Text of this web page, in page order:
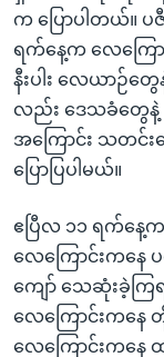
က ပြောပါတယ်။ ပ
ရက်နေ့က လေကြေ
နီးပါး လေယာဉ်တွ
လည်း ဒေသခံတွေနဲ့
အကြောင်း သတင်း
ပြောပြပါမယ်။
ဧပြီလ ၁၁ ရက်နေ့
လေကြောင်းကနေ
ကျော် သေဆုံးခဲ့က
လေကြောင်းကနေ
လေကြောင်းကနေ